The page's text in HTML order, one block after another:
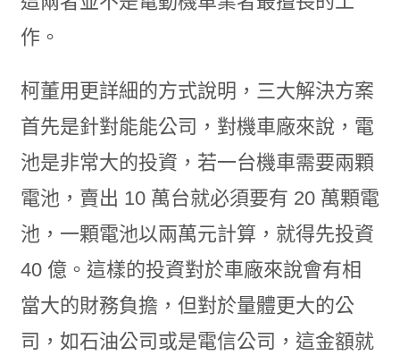
作。
柯董用更詳細的方式說明，三大解決方案
首先是針對能能公司，對機車廠來說，電
池是非常大的投資，若一台機車需要兩顆
電池，賣出 10 萬台就必須要有 20 萬顆電
池，一顆電池以兩萬元計算，就得先投資
40 億。這樣的投資對於車廠來說會有相
當大的財務負擔，但對於量體更大的公
司，如石油公司或是電信公司，這金額就